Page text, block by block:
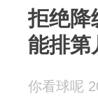
拒绝降
能排第
你看球呢